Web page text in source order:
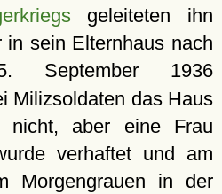
geleiteten ihn
in sein Elternhaus nach
1936
Milizsoldaten das Haus
nicht, aber eine Frau
verhaftet und am
Morgengrauen in der